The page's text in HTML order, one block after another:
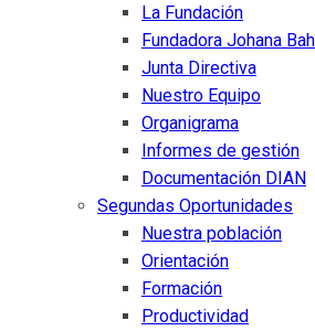
La Fundación
Fundadora Johana
Junta Directiva
Nuestro Equipo
Organigrama
Informes de gestión
Documentación DIAN
Segundas Oportunidades
Nuestra población
Orientación
Formación
Productividad